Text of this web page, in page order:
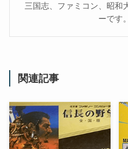
三国志、ファミコン、昭和
ーです。
関連記事